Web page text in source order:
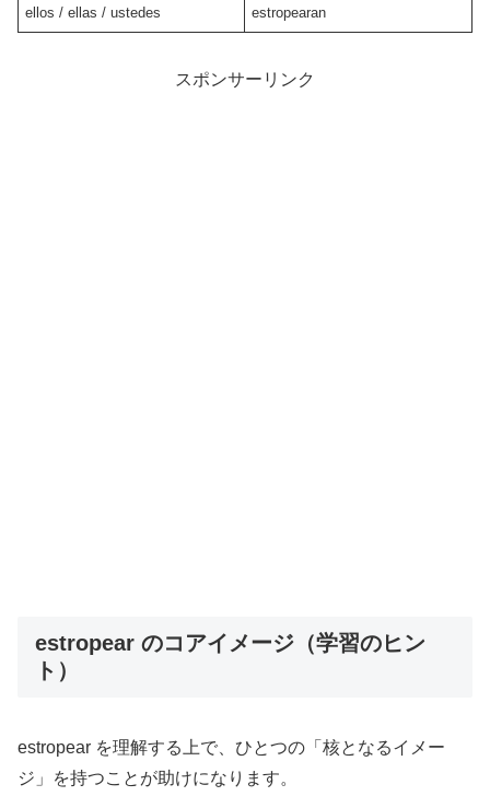
ellos / ellas / ustedes estropearan
スポンサーリンク
estropear のコアイメージ（学習のヒン
ト）
estropear を理解する上で、ひとつの「核となるイメー
ジ」を持つことが助けになります。